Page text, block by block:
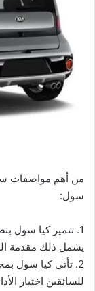
من أهم مواصفات
سول:
1. تتميز كيا سول
يشمل ذلك مقدمة
2. تأتي كيا سول
للسائقين اختيار